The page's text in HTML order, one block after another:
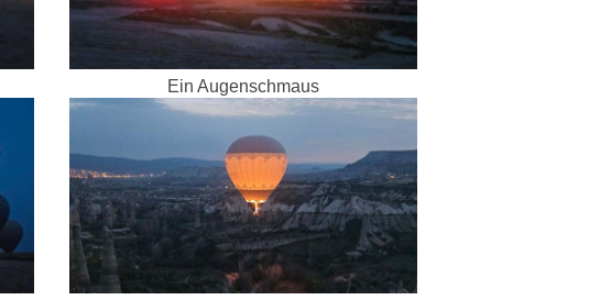
Ein Augenschmaus